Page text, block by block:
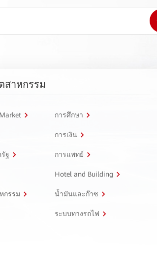
สาหกรรม
การศึกษา
การเงิน
ฐ การแพทย์
Hotel and Building
กรรม น้ำมันและก๊าซ
ระบบทางรถไฟ